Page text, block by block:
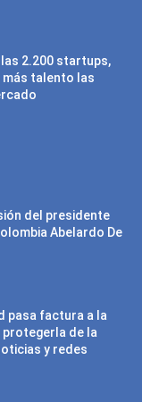
2.200 startups,
talento las
del presidente
Abelardo De
pasa factura a la
de la
y redes